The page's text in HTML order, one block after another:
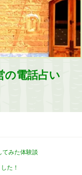
の電話占い
てみた体験談
た！